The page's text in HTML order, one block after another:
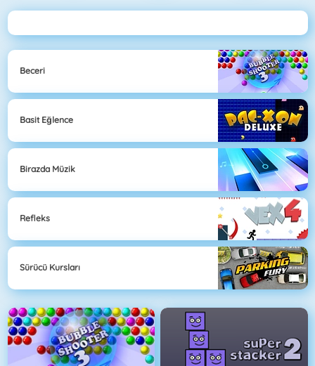
Beceri
Basit Eğlence
Birazda Müzik
Refleks
Sürücü Kursları